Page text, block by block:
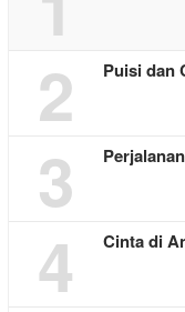
2 Puisi dan
3
4 Cinta di